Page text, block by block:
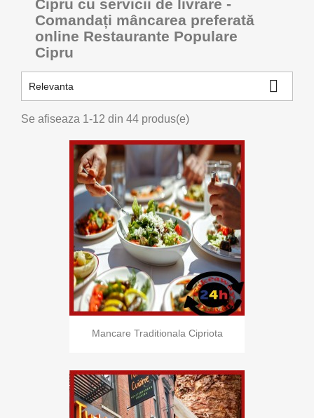
Cipru cu servicii de livrare -
Comandați mâncarea preferată
online Restaurante Populare
Cipru
Relevanta 
Se afiseaza 1-12 din 44 produs(e)
Mancare Traditionala Cipriota